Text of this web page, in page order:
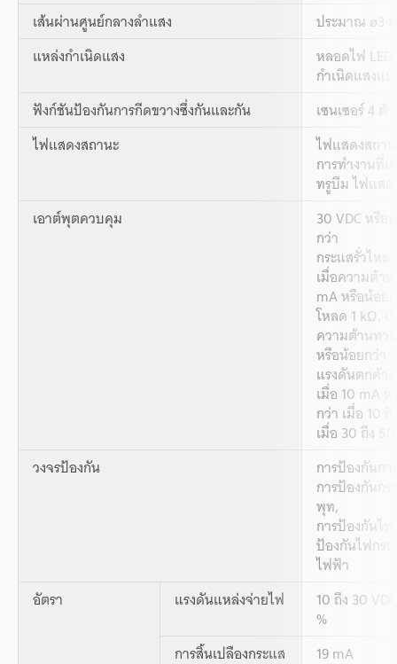
เส้นผ่านศูนย์กลางลำแสง
ประมาณ ø3
แหล่งกำเนิดแสง
หลอดไฟ
กำเนิดแสงแ
ฟังก์ชันป้องกันการกีดขวางซึ่งกันและกัน
เซนเซอร์ 4 ตัว
ไฟแสดงสถานะ
ไฟแสดงสถา
การทำงานที่
ทรูบีม ไฟแสด
เอาต์พุตควบคุม
30 VDC หรื
กว่า
กระแสรั่วไหล:
เมื่อความต้า
mA หรือน้อย
โหลด 1 kΩ,
ความต้านทา
หรือน้อยกว่า
แรงดันตกค้าง:
เมื่อ 10 mA
กว่า เมื่อ 10
เมื่อ 30 ถึง
วงจรป้องกัน
การป้องกันก
การป้องกันก
พุท,
การป้องกันไ
ป้องกันไฟกร
ไฟฟ้า
อัตรา
แรงดันแหล่งจ่ายไฟ 10 ถึง 30
%
การสิ้นเปลืองกระแส
19 mA